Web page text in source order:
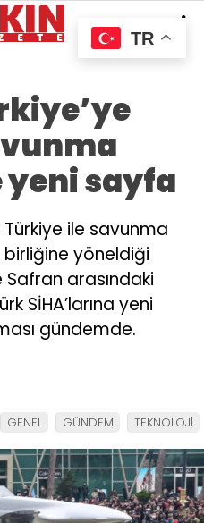
sayfa
Türkiye ile savunma
yöneldiği
arasındaki
SİHA’larına yeni
gündemde.
GENEL GÜNDEM TEKNOLOJİ
TR